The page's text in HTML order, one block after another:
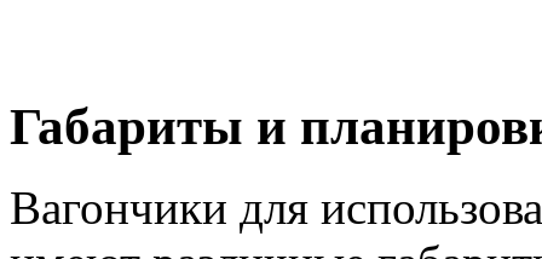
Габариты и
Вагончики для